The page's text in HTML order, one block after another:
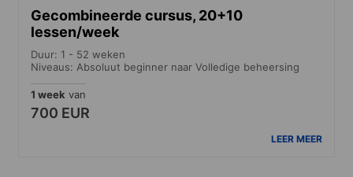
Gecombineerde cursus, 20+10
lessen/week
Duur: 1 - 52 weken
Niveaus: Absoluut beginner naar Volledige beheersing
1 week van
700 EUR
LEER MEER